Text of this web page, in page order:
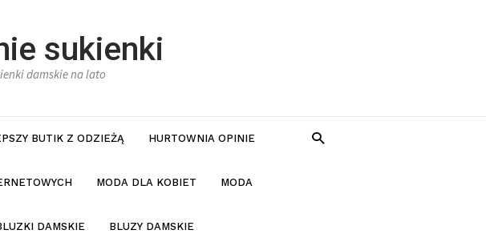
sukienki
damskie na lato
BUTIK Z ODZIEŻĄ HURTOWNIA OPINIE
MODA DLA KOBIET MODA
DAMSKIE BLUZY DAMSKIE